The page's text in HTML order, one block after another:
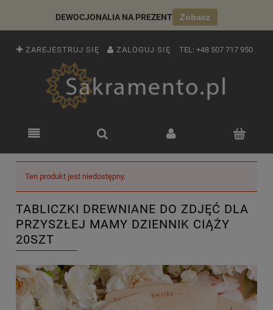
DEWOCJONALIA NA PREZENT Zobacz
ZAREJESTRUJ SIĘ ZALOGUJ SIĘ TEL: +48 507 717 950
Ten produkt jest niedostępny.
TABLICZKI DREWNIANE DO ZDJĘĆ DLA
PRZYSZŁEJ MAMY DZIENNIK CIĄŻY
20SZT